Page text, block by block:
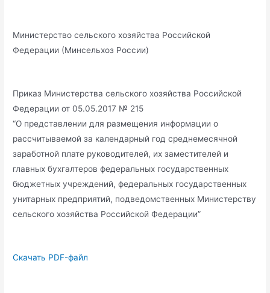
Министерство сельского хозяйства Российской
Федерации (Минсельхоз России)
Приказ Министерства сельского хозяйства Российской
Федерации от 05.05.2017 № 215
“О представлении для размещения информации о
рассчитываемой за календарный год среднемесячной
заработной плате руководителей, их заместителей и
главных бухгалтеров федеральных государственных
бюджетных учреждений, федеральных государственных
унитарных предприятий, подведомственных Министерству
сельского хозяйства Российской Федерации”
Скачать PDF-файл